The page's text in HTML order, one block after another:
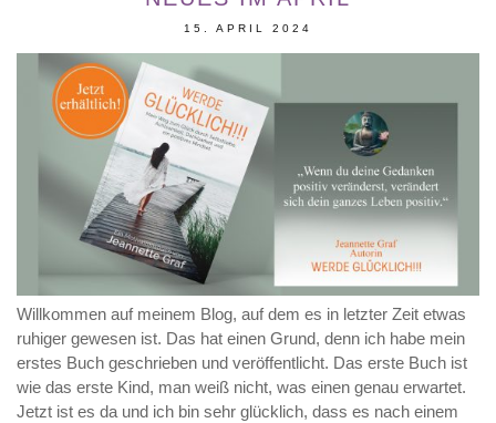
15. APRIL 2024
Willkommen auf meinem Blog, auf dem es in letzter Zeit etwas
ruhiger gewesen ist. Das hat einen Grund, denn ich habe mein
erstes Buch geschrieben und veröffentlicht. Das erste Buch ist
wie das erste Kind, man weiß nicht, was einen genau erwartet.
Jetzt ist es da und ich bin sehr glücklich, dass es nach einem